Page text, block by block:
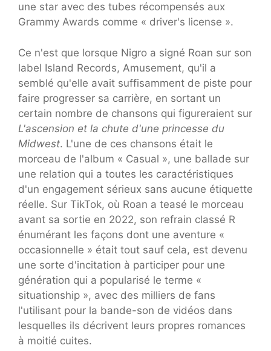
une star avec des tubes récompensés aux
Grammy Awards comme « driver's license ».
Ce n'est que lorsque Nigro a signé Roan sur son
label Island Records, Amusement, qu'il a
semblé qu'elle avait suffisamment de piste pour
faire progresser sa carrière, en sortant un
certain nombre de chansons qui figureraient sur
L'ascension et la chute d'une princesse du
Midwest. L'une de ces chansons était le
morceau de l'album « Casual », une ballade sur
une relation qui a toutes les caractéristiques
d'un engagement sérieux sans aucune étiquette
réelle. Sur TikTok, où Roan a teasé le morceau
avant sa sortie en 2022, son refrain classé R
énumérant les façons dont une aventure «
occasionnelle » était tout sauf cela, est devenu
une sorte d'incitation à participer pour une
génération qui a popularisé le terme «
situationship », avec des milliers de fans
l'utilisant pour la bande-son de vidéos dans
lesquelles ils décrivent leurs propres romances
à moitié cuites.